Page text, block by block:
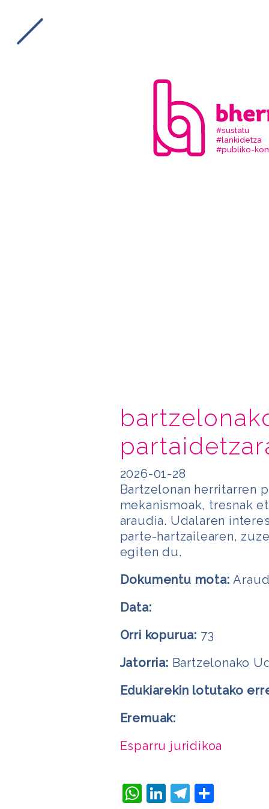
#sustatu
#lankidetza
#publiko-
2026-01-28
Bartzelonan herritarren
mekanismoak, tresnak
araudia. Udalaren
parte-hartzailearen,
egiten du.
Dokumentu mota:
Data:
Orri kopurua: 73
Jatorria: Bartzelonako
Edukiarekin lotutako
Eremuak:
Esparru juridikoa
WhatsApp
LinkedIn
Telegram
Share